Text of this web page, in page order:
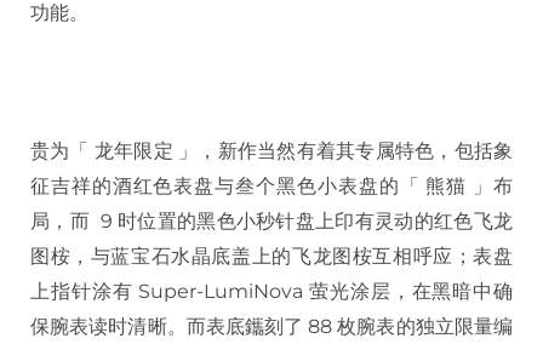
功能。
贵为「 龙年限定 」，新作当然有着其专属特色，包括象
征吉祥的酒红色表盘与叁个黑色小表盘的「 熊猫 」布
局，而 9 时位置的黑色小秒针盘上印有灵动的红色飞龙
图桉，与蓝宝石水晶底盖上的飞龙图桉互相呼应；表盘
上指针涂有 Super-LumiNova 萤光涂层，在黑暗中确
保腕表读时清晰。而表底鑴刻了 88 枚腕表的独立限量编